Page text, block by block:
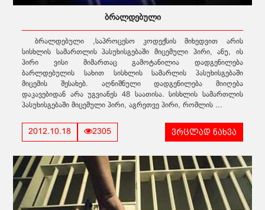
ბრალდებული
ბრალდებული ,საპროცესო კოდექსის მიხედვით არის
სისხლის სამართლის პასუხისგებაში მიცემული პირი, ანუ, ის
პირი ვისი მიმართაც გამოტანილია დადგენილება
ბარლდებულის სახით სისხლის სამარლის პასუხისგებაში
მიცემის შესახებ. აღნიშნული დადგენილება მიიღება
დაკავებიდან არა უგვიანეს 48 საათისა. სისხლის სამართლის
პასუხისგებაში მიცემული პირი, აგრეთვე პირი, რომლის ...
2012.10.18 2305 ვრცლად ნახვა